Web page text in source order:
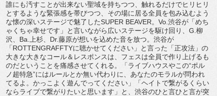
誰にも汚すことが出来ない聖域を持ちつつ、触れるだけでヒリヒリ
とするような緊張感を帯びつつ、その場に居る全員を包み込むよう
な懐の深いステージで魅了したSUPER BEAVER。Vo.渋谷が「めち
ゃくちゃ幸せです」と言いながら広いステージを駆け回り、G.柳
沢、Ba.上杉、Dr.藤原が想いを込めた音を放つ。渋谷が
「ROTTENGRAFFTYに聴かせてください」と言った「正攻法」の
大きな大きなコール＆レスポンスは、フェスは全員で作り上げるも
のだということを痛感させてくれる。「ライブハウスやこの“ポル
ノ超特急”にはルールとか無い代わりに、あなたのモラルが問われ
てるよ。かっこよく遊んでってください」「ヘイトで繋がるくらい
ならライブで繋がりたいと思います」と、渋谷のひと言ひと言が突